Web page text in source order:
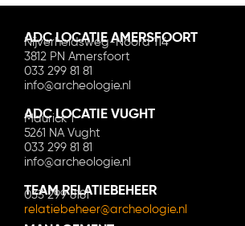
ADC LOCATIE AMERSFOORT
Nijverheidsweg-Noord 114
3812 PN Amersfoort
033 299 81 81
info@archeologie.nl
ADC LOCATIE VUGHT
Maurick 1
5261 NA Vught
033 299 81 81
info@archeologie.nl
TEAM RELATIEBEHEER
033 299 8181
relatiebeheer@archeologie.nl